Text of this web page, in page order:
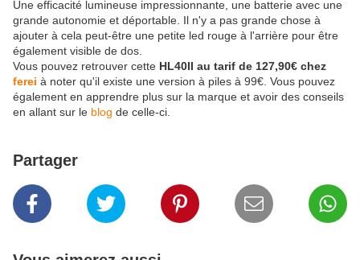
Une efficacité lumineuse impressionnante, une batterie avec une
grande autonomie et déportable. Il n'y a pas grande chose à
ajouter à cela peut-être une petite led rouge à l'arrière pour être
également visible de dos.
Vous pouvez retrouver cette HL40II au tarif de 127,90€ chez
ferei à noter qu'il existe une version à piles à 99€. Vous pouvez
également en apprendre plus sur la marque et avoir des conseils
en allant sur le blog de celle-ci.
Partager